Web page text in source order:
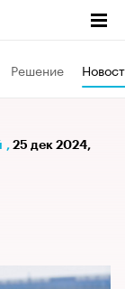
Решение
, 25 дек 2024,